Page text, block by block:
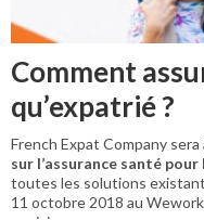
Comment
qu’expatrié ?
French Expat Company
sur l’assurance santé
toutes les solutions
11 octobre 2018 au